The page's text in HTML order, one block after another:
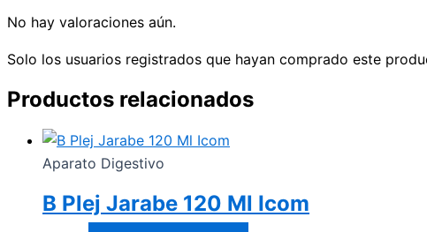
No hay valoraciones aún.
Solo los usuarios registrados que hayan comprado este
Productos relacionados
Aparato Digestivo
B Plej Jarabe 120 Ml Icom